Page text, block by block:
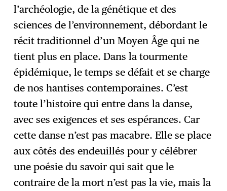
l’archéologie, de la génétique et des
sciences de l’environnement, débordant le
récit traditionnel d’un Moyen Âge qui ne
tient plus en place. Dans la tourmente
épidémique, le temps se défait et se charge
de nos hantises contemporaines. C’est
toute l’histoire qui entre dans la danse,
avec ses exigences et ses espérances. Car
cette danse n’est pas macabre. Elle se place
aux côtés des endeuillés pour y célébrer
une poésie du savoir qui sait que le
contraire de la mort n’est pas la vie, mais la